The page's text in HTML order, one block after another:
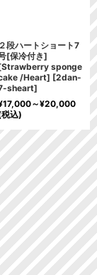
２段ハートショート7
[保冷付き]
sponge
/Heart] [2dan-
sheart]
17,000～¥20,000
込)